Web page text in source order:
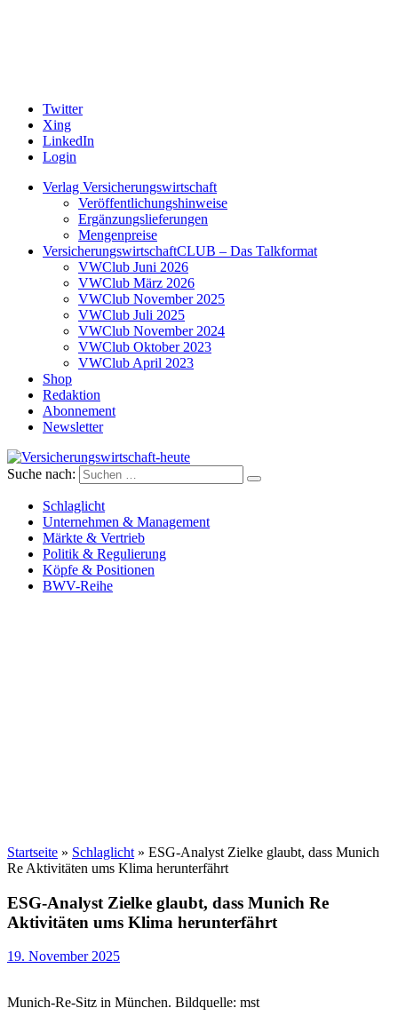
Twitter
Xing
LinkedIn
Login
Verlag Versicherungswirtschaft
Veröffentlichungshinweise
Ergänzungslieferungen
Mengenpreise
VersicherungswirtschaftCLUB – Das Talkformat
VWClub Juni 2026
VWClub März 2026
VWClub November 2025
VWClub Juli 2025
VWClub November 2024
VWClub Oktober 2023
VWClub April 2023
Shop
Redaktion
Abonnement
Newsletter
Versicherungswirtschaft-heute
Suche nach:
Schlaglicht
Unternehmen & Management
Märkte & Vertrieb
Politik & Regulierung
Köpfe & Positionen
BWV-Reihe
Startseite » Schlaglicht » ESG-Analyst Zielke glaubt, dass Munich
Re Aktivitäten ums Klima herunterfährt
ESG-Analyst Zielke glaubt, dass Munich Re
Aktivitäten ums Klima herunterfährt
19. November 2025
Munich-Re-Sitz in München. Bildquelle: mst